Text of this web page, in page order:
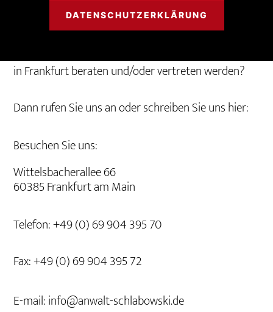
Hier finden Sie uns
in Frankfurt beraten und/oder vertreten werden?
Dann rufen Sie uns an oder schreiben Sie uns hier:
Besuchen Sie uns:
Wittelsbacherallee 66
60385 Frankfurt am Main
Telefon: +49 (0) 69 904 395 70
Fax: +49 (0) 69 904 395 72
E-mail: info@anwalt-schlabowski.de
DATENSCHUTZERKLÄRUNG